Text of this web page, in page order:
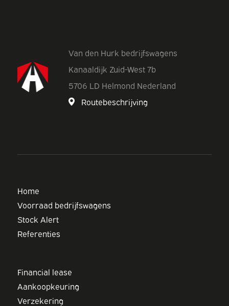
Van den Hurk bedrijfswagens
Kanaaldijk Zuid-West 7b
5706 LD Helmond Nederland
Routebeschrijving
Home
Voorraad bedrijfswagens
Stock Alert
Referenties
Financial lease
Aankoopkeuring
Verzekering